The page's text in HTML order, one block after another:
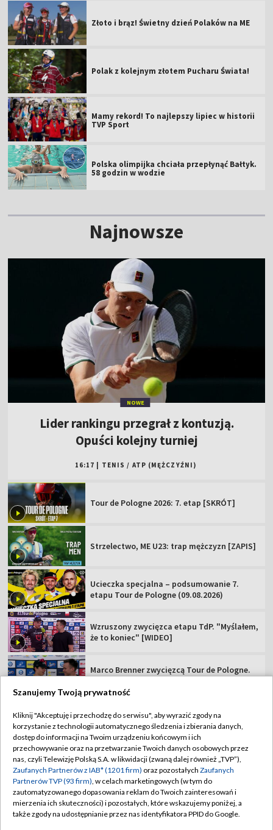
Złoto i brąz! Świetny dzień Polaków na ME
Polak z kolejnym złotem Pucharu Świata!
Mamy rekord! To najlepszy lipiec w historii
TVP Sport
Polska olimpijka chciała przepłynąć Bałtyk.
58 godzin w wodzie
Najnowsze
NOWE
Lider rankingu przegrał z kontuzją.
Opuści kolejny turniej
16:17 TENIS / ATP (MĘŻCZYŹNI)
Tour de Pologne 2026: 7. etap [SKRÓT]
Strzelectwo, ME U23: trap mężczyzn [ZAPIS]
Ucieczka specjalna – podsumowanie 7.
etapu Tour de Pologne (09.08.2026)
Wzruszony zwycięzca etapu TdP. "Myślałem,
że to koniec" [WIDEO]
Marco Brenner zwycięzcą Tour de Pologne.
Gruszczyński najlepszym z Polaków.
"Siedem dni świetnego ścigania" [WIDEO]
TVP
Abonament TVP
Regulamin TVP
Szanujemy Twoją prywatność
Kliknij "Akceptuję i przechodzę do serwisu", aby wyrazić zgody na
korzystanie z technologii automatycznego śledzenia i zbierania danych,
dostęp do informacji na Twoim urządzeniu końcowym i ich
przechowywanie oraz na przetwarzanie Twoich danych osobowych przez
nas, czyli Telewizję Polską S.A. w likwidacji (zwaną dalej również „TVP”),
Zaufanych Partnerów z IAB* (1201 firm) oraz pozostałych Zaufanych
Partnerów TVP (93 firm), w celach marketingowych (w tym do
zautomatyzowanego dopasowania reklam do Twoich zainteresowań i
mierzenia ich skuteczności) i pozostałych, które wskazujemy poniżej, a
także zgody na udostępnianie przez nas identyfikatora PPID do Google.